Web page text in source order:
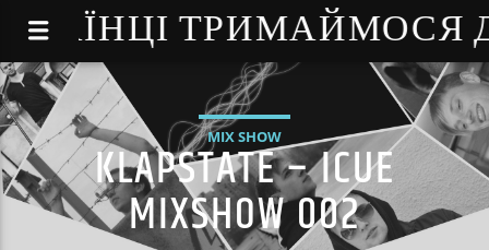
- УКРАЇНЦІ
MIX SHOW
KLAPSTATE – ICUE
MIXSHOW 002